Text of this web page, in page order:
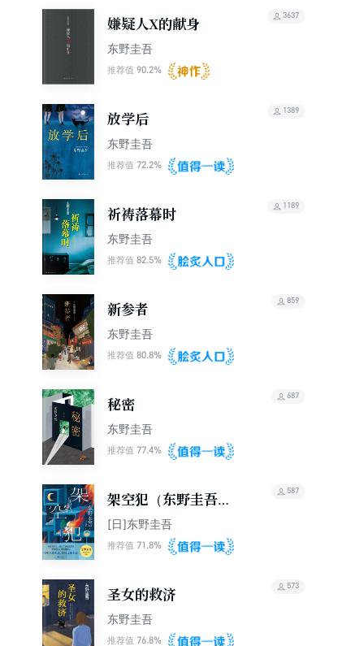
嫌疑人X的献身
东野圭吾
推荐值 90.2%
3637
放学后
东野圭吾
推荐值 72.2%
1389
祈祷落幕时
东野圭吾
推荐值 82.5%
1189
新参者
东野圭吾
推荐值 80.8%
859
秘密
东野圭吾
推荐值 77.4%
687
架空犯（东野圭吾
2025年新书）
[日]东野圭吾
推荐值 71.8%
587
圣女的救济
东野圭吾
推荐值 76.8%
573